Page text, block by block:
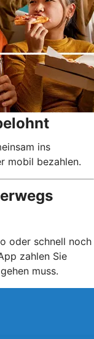
ins
mobil bezahlen.
oder schnell noch
zahlen Sie
muss.